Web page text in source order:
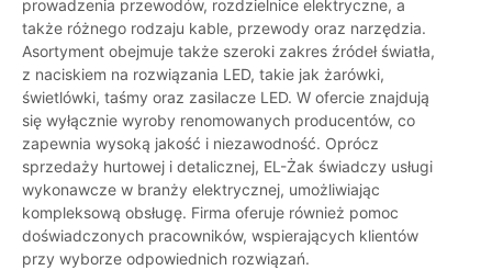
prowadzenia przewodów, rozdzielnice elektryczne, a
także różnego rodzaju kable, przewody oraz narzędzia.
Asortyment obejmuje także szeroki zakres źródeł światła,
z naciskiem na rozwiązania LED, takie jak żarówki,
świetlówki, taśmy oraz zasilacze LED. W ofercie znajdują
się wyłącznie wyroby renomowanych producentów, co
zapewnia wysoką jakość i niezawodność. Oprócz
sprzedaży hurtowej i detalicznej, EL-Żak świadczy usługi
wykonawcze w branży elektrycznej, umożliwiając
kompleksową obsługę. Firma oferuje również pomoc
doświadczonych pracowników, wspierających klientów
przy wyborze odpowiednich rozwiązań.